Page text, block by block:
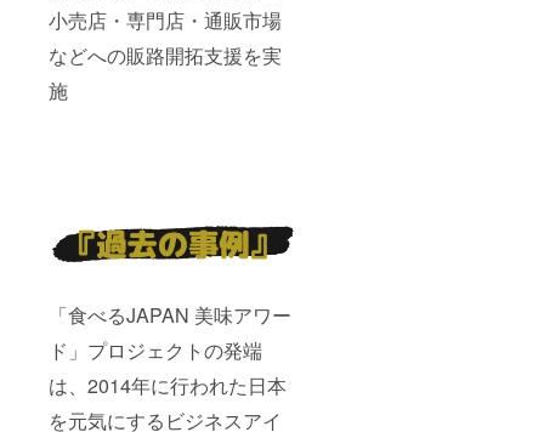
小売店・専門店・通販市場
などへの販路開拓支援を実
施
「食べるJAPAN 美味アワー
ド」プロジェクトの発端
は、2014年に行われた日本
を元気にするビジネスアイ